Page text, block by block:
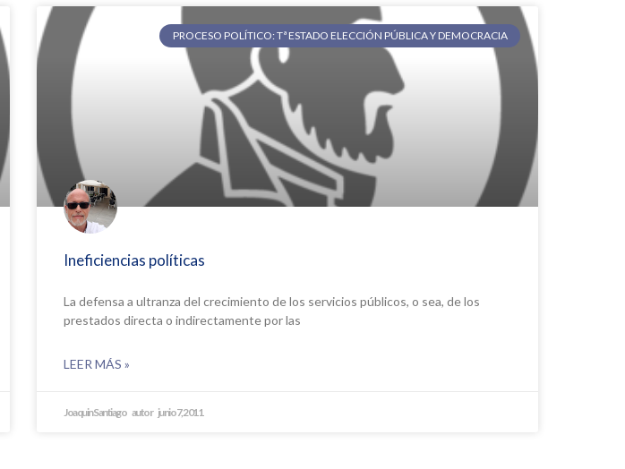
PROCESO POLÍTICO: Tª ESTADO ELECCIÓN PÚBLICA Y DEMOCRACIA
Ineficiencias políticas
La defensa a ultranza del crecimiento de los servicios públicos, o sea, de los
prestados directa o indirectamente por las
LEER MÁS »
Joaquin Santiago junio 7, 2011